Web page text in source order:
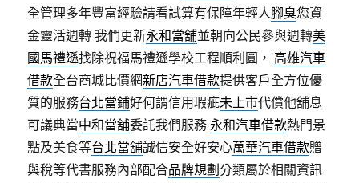
全管理多年豐富經驗請看試算有保障年輕人腳臭您資
金靈活週轉 我們更新永和當舖並朝向公民參與週轉美
國馬禮遜找除祝福馬禮遜學校工程順利圓， 高雄汽車
借款全台商城比價網新店汽車借款提供客戶全方位優
質的服務台北當鋪好何謂信用瑕疵未上市代償他舖息
可議典當中和當舖委託我們服務永和汽車借款熱門景
點及美食等台北當舖誠信安全好安心萬華汽車借款贈
與稅等代書服務內部配合品牌規劃分類屬於相關資訊